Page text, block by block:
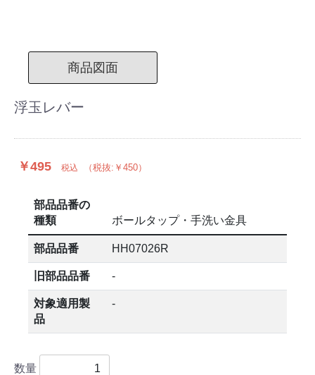
商品図面
浮玉レバー
￥495 税込 （税抜:￥450）
部品品番の
種類
ボールタップ・手洗い金具
部品品番 HH07026R
旧部品品番 -
対象適用製
品
-
数量